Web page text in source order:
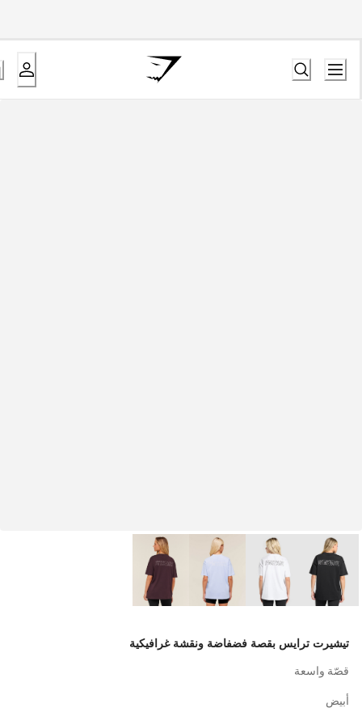
تيشيرت ترايس بقصة فضفاضة ونقشة غرافيكية
قصّة واسعة
أبيض